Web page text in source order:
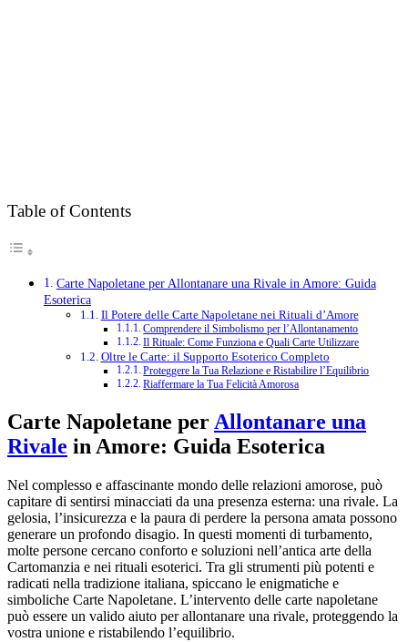
Table of Contents
Carte Napoletane per Allontanare una Rivale in Amore: Guida
Esoterica
Il Potere delle Carte Napoletane nei Rituali d’Amore
Comprendere il Simbolismo per l’Allontanamento
Il Rituale: Come Funziona e Quali Carte Utilizzare
Oltre le Carte: il Supporto Esoterico Completo
Proteggere la Tua Relazione e Ristabilire l’Equilibrio
Riaffermare la Tua Felicità Amorosa
Carte Napoletane perAllontanare una
Rivale in Amore: Guida Esoterica
Nel complesso e affascinante mondo delle relazioni amorose, può
capitare di sentirsi minacciati da una presenza esterna: una rivale. La
gelosia, l’insicurezza e la paura di perdere la persona amata possono
generare un profondo disagio. In questi momenti di turbamento,
molte persone cercano conforto e soluzioni nell’antica arte della
Cartomanzia e nei rituali esoterici. Tra gli strumenti più potenti e
radicati nella tradizione italiana, spiccano le enigmatiche e
simboliche Carte Napoletane. L’intervento delle carte napoletane
può essere un valido aiuto per allontanare una rivale, proteggendo la
vostra unione e ristabilendo l’equilibrio.